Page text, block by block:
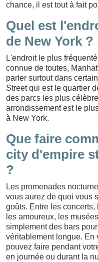
chance, il est tout à fait
Quel est
de New York ?
L'endroit le plus
connue de toutes,
parler surtout dans
Street qui est le quartier
des parcs les plus
arrondissement est le
à New York.
Que faire
city d'empire
?
Les promenades
vous aurez de quoi vous
goûts. Entre les
les amoureux, les
simplement des bars
véritablement longue. En
pouvez faire pendant
en journée ou durant la